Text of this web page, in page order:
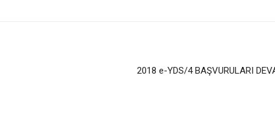
2018 e-YDS/4 BAŞVURULARI